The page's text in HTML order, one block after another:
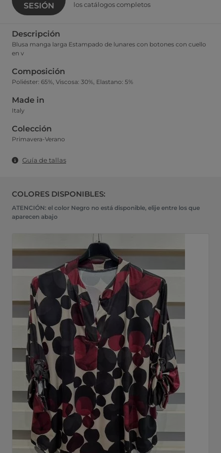
SESIÓN
los catálogos completos
Descripción
Blusa manga larga Estampado de lunares con botones con cuello
en v
Composición
Poliéster: 65%, Viscosa: 30%, Elastano: 5%
Made in
Italy
Colección
Primavera-Verano
Guía de tallas
COLORES DISPONIBLES:
ATENCIÓN: el color Negro no está disponible, elije entre los que
aparecen abajo